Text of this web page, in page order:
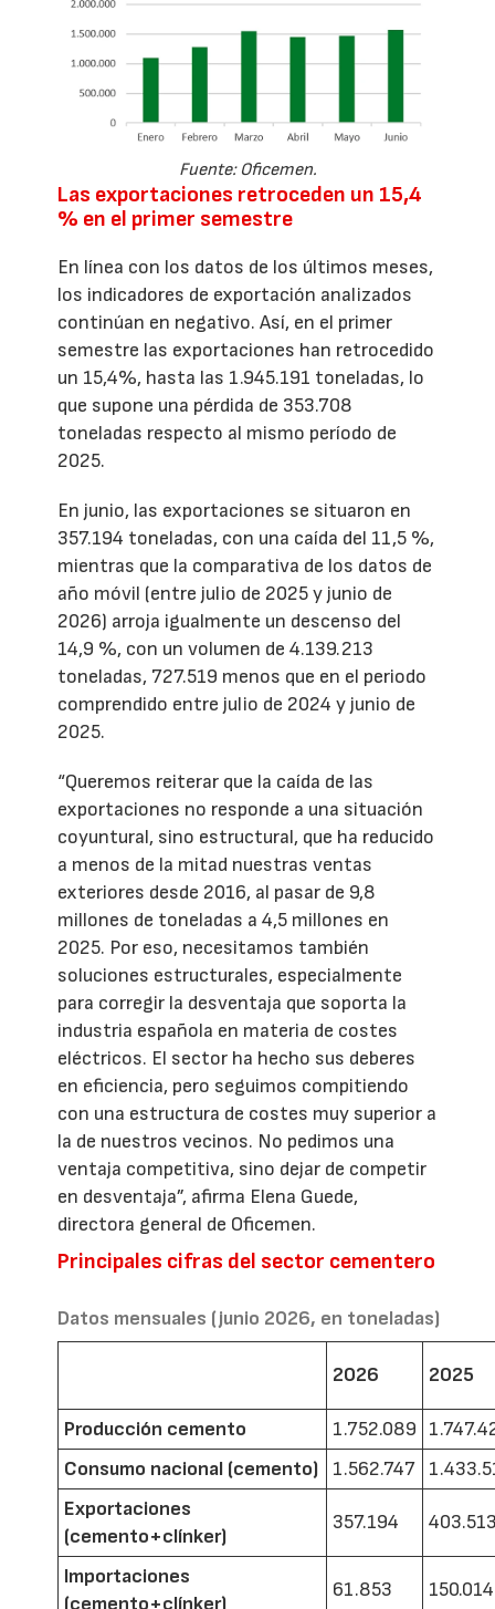
Fuente: Oficemen.
Las exportaciones retroceden un 15,4
% en el primer semestre
En línea con los datos de los últimos meses,
los indicadores de exportación analizados
continúan en negativo. Así, en el primer
semestre las exportaciones han retrocedido
un 15,4%, hasta las 1.945.191 toneladas, lo
que supone una pérdida de 353.708
toneladas respecto al mismo período de
2025.
En junio, las exportaciones se situaron en
357.194 toneladas, con una caída del 11,5 %,
mientras que la comparativa de los datos de
año móvil (entre julio de 2025 y junio de
2026) arroja igualmente un descenso del
14,9 %, con un volumen de 4.139.213
toneladas, 727.519 menos que en el periodo
comprendido entre julio de 2024 y junio de
2025.
“Queremos reiterar que la caída de las
exportaciones no responde a una situación
coyuntural, sino estructural, que ha reducido
a menos de la mitad nuestras ventas
exteriores desde 2016, al pasar de 9,8
millones de toneladas a 4,5 millones en
2025. Por eso, necesitamos también
soluciones estructurales, especialmente
para corregir la desventaja que soporta la
industria española en materia de costes
eléctricos. El sector ha hecho sus deberes
en eficiencia, pero seguimos compitiendo
con una estructura de costes muy superior a
la de nuestros vecinos. No pedimos una
ventaja competitiva, sino dejar de competir
en desventaja”, afirma Elena Guede,
directora general de Oficemen.
Principales cifras del sector cementero
Datos mensuales (junio 2026, en toneladas)
2026 2025
Producción cemento 1.752.089
Consumo nacional (cemento)
1.562.747
Exportaciones
(cemento+clínker)
357.194
Importaciones
61.853 150.014